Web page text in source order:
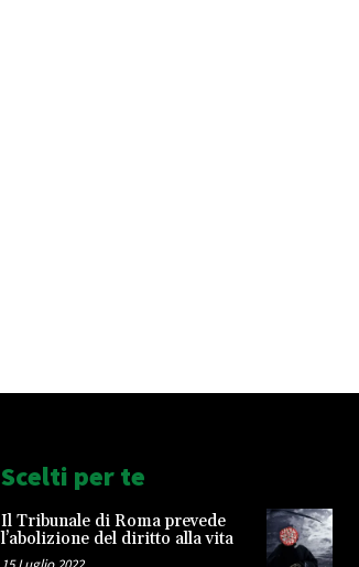
Scelti per te
Il Tribunale di Roma prevede
l’abolizione del diritto alla vita